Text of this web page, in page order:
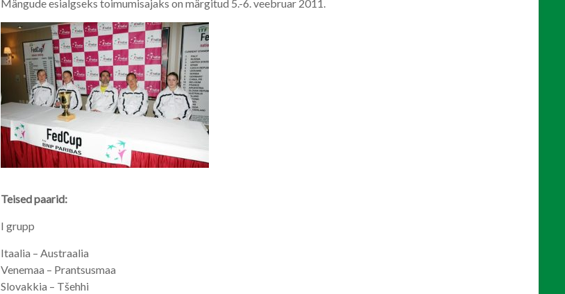
Mängude esialgseks toimumisajaks on märgitud 5.-6. veebruar 2011.
Teised paarid:
I grupp
Itaalia – Austraalia
Venemaa – Prantsusmaa
Slovakkia – Tšehhi